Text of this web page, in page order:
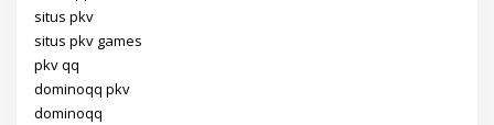
situs pkv
situs pkv games
pkv qq
dominoqq pkv
dominoqq